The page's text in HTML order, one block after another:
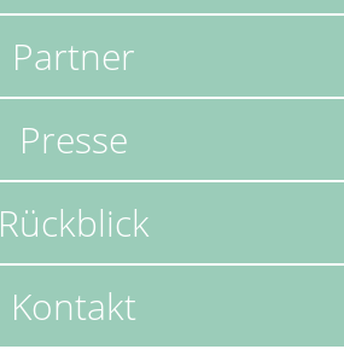
Partner
Presse
Rückblick
Kontakt